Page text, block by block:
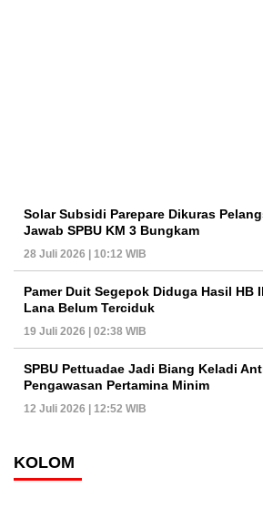
Solar Subsidi Parepare Dikuras
Jawab SPBU KM 3 Bungkam
28 Juli 2026 | 10:12 WIB
Pamer Duit Segepok Diduga Hasil HB
Lana Belum Terciduk
19 Juli 2026 | 02:38 WIB
SPBU Pettuadae Jadi Biang Keladi
Pengawasan Pertamina Minim
12 Juli 2026 | 12:52 WIB
KOLOM